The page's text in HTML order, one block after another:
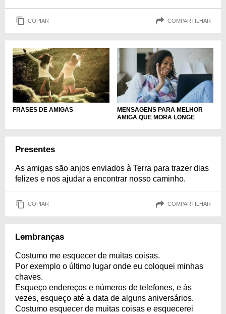
COPIAR COMPARTILHAR
FRASES DE AMIGAS
MENSAGENS PARA MELHOR
AMIGA QUE MORA LONGE
Presentes
As amigas são anjos enviados à Terra para trazer dias
felizes e nos ajudar a encontrar nosso caminho.
COPIAR COMPARTILHAR
Lembranças
Costumo me esquecer de muitas coisas.
Por exemplo o último lugar onde eu coloquei minhas
chaves.
Esqueço endereços e números de telefones, e às
vezes, esqueço até a data de alguns aniversários.
Costumo esquecer de muitas coisas e esquecerei